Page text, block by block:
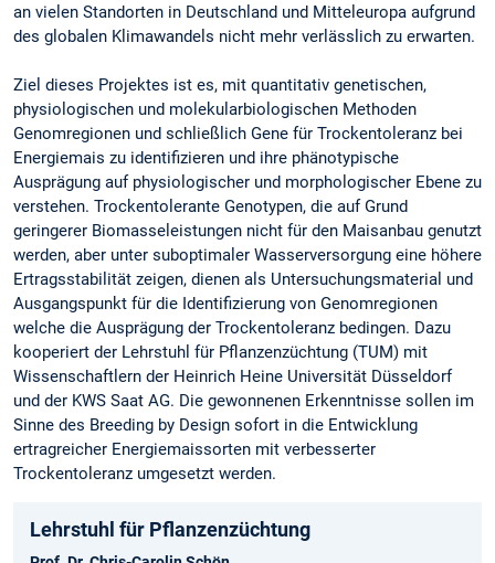
an vielen Standorten in Deutschland und Mitteleuropa aufgrund
des globalen Klimawandels nicht mehr verlässlich zu erwarten.
Ziel dieses Projektes ist es, mit quantitativ genetischen,
physiologischen und molekularbiologischen Methoden
Genomregionen und schließlich Gene für Trockentoleranz bei
Energiemais zu identifizieren und ihre phänotypische
Ausprägung auf physiologischer und morphologischer Ebene zu
verstehen. Trockentolerante Genotypen, die auf Grund
geringerer Biomasseleistungen nicht für den Maisanbau genutzt
werden, aber unter suboptimaler Wasserversorgung eine höhere
Ertragsstabilität zeigen, dienen als Untersuchungsmaterial und
Ausgangspunkt für die Identifizierung von Genomregionen
welche die Ausprägung der Trockentoleranz bedingen. Dazu
kooperiert der Lehrstuhl für Pflanzenzüchtung (TUM) mit
Wissenschaftlern der Heinrich Heine Universität Düsseldorf
und der KWS Saat AG. Die gewonnenen Erkenntnisse sollen im
Sinne des Breeding by Design sofort in die Entwicklung
ertragreicher Energiemaissorten mit verbesserter
Trockentoleranz umgesetzt werden.
Lehrstuhl für Pflanzenzüchtung